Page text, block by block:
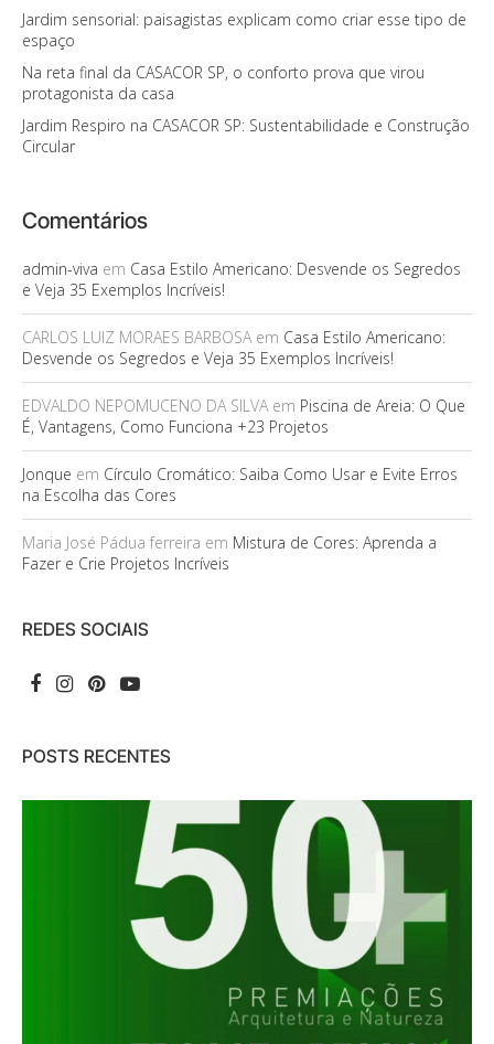
Jardim sensorial: paisagistas explicam como criar esse tipo de
espaço
Na reta final da CASACOR SP, o conforto prova que virou
protagonista da casa
Jardim Respiro na CASACOR SP: Sustentabilidade e Construção
Circular
Comentários
admin-viva em Casa Estilo Americano: Desvende os Segredos
e Veja 35 Exemplos Incríveis!
CARLOS LUIZ MORAES BARBOSAem Casa Estilo Americano:
Desvende os Segredos e Veja 35 Exemplos Incríveis!
EDVALDO NEPOMUCENO DA SILVAem Piscina de Areia: O Que
É, Vantagens, Como Funciona +23 Projetos
Jonque em Círculo Cromático: Saiba Como Usar e Evite Erros
na Escolha das Cores
Maria José Pádua ferreira em Mistura de Cores: Aprenda a
Fazer e Crie Projetos Incríveis
REDES SOCIAIS
POSTS RECENTES